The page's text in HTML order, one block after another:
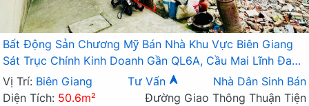
Bất Động Sản Chương Mỹ Bán Nhà Khu Vực Biên Giang
Sát Trục Chính Kinh Doanh Gần QL6A, Cầu Mai Lĩnh Đang
Mở Rộng
Vị Trí: Biên Giang Tư Vấn
Nhà Dân Sinh Bán
Diện Tích: 50.6m²
Đường Giao Thông Thuận Tiện